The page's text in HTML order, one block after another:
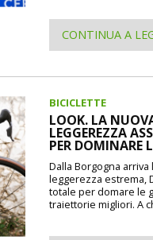
CONTINUA A
BICICLETTE
LOOK. LA
LEGGEREZZA
PER DOMINARE
Dalla Borgogna
leggerezza estrema,
totale per domare le
traiettorie migliori. A